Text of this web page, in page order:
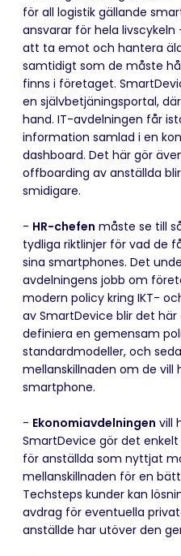
för all logistik gällande
ansvarar för hela
att ta emot och hantera
samtidigt som de måste
finns i företaget.
en självbetjäningsportal,
hand. IT-avdelningen får
information samlad i en
dashboard. Det här gör
offboarding av anställda
smidigare.
- HR-chefen måste se till
tydliga riktlinjer för vad de
sina smartphones. Det
avdelningens jobb om
modern policy kring IKT-
av SmartDevice blir det
definiera en gemensam
standardmodeller, och
mellanskillnaden om de vill
smartphone.
- Ekonomiavdelningen vill
SmartDevice gör det
för anställda som nyttjat
mellanskillnaden för en
Techsteps kunder kan
avdrag för eventuella
anställde har utöver den